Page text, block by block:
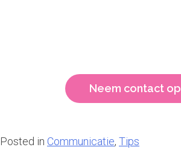
Neem contact op
Posted in Communicatie, Tips